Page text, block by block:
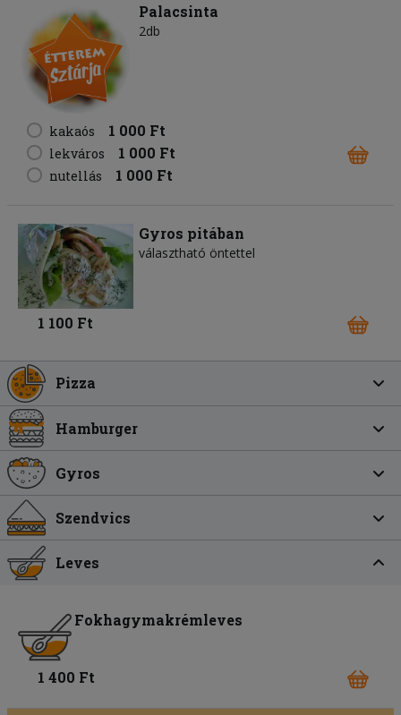
Palacsinta
2db
kakaós 1 000 Ft
lekváros 1 000 Ft
nutellás 1 000 Ft
Gyros pitában
választható öntettel
1 100 Ft
Pizza
Hamburger
Gyros
Szendvics
Leves
Fokhagymakrémleves
1 400 Ft